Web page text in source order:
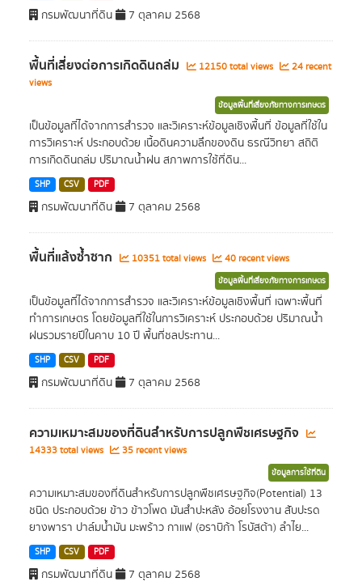
กรมพัฒนาที่ดิน 7 ตุลาคม 2568
พื้นที่เสี่ยงต่อการเกิดดินถล่ม 12150 total views
24 recent
views
ข้อมูลพื้นที่เสี่ยงภัยทางการเกษตร
เป็นข้อมูลที่ได้จากการสำรวจ และวิเคราะห์ข้อมูลเชิงพื้นที่ ข้อมูลที่ใช้ใน
การวิเคราะห์ ประกอบด้วย เนื้อดินความลึกของดิน ธรณีวิทยา สถิติ
การเกิดดินถล่ม ปริมาณน้ำฝน สภาพการใช้ที่ดิน...
SHP CSV PDF
กรมพัฒนาที่ดิน 7 ตุลาคม 2568
พื้นที่แล้งซ้ำซาก 10351 total views 40 recent views
ข้อมูลพื้นที่เสี่ยงภัยทางการเกษตร
เป็นข้อมูลที่ได้จากการสำรวจ และวิเคราะห์ข้อมูลเชิงพื้นที่ เฉพาะพื้นที่
ทำการเกษตร โดยข้อมูลที่ใช้ในการวิเคราะห์ ประกอบด้วย ปริมาณน้ำ
ฝนรวมรายปีในคาบ 10 ปี พื้นที่ชลประทาน...
SHP CSV PDF
กรมพัฒนาที่ดิน 7 ตุลาคม 2568
ความเหมาะสมของที่ดินสำหรับการปลูกพืชเศรษฐกิจ
14333 total views 35 recent views
ข้อมูลการใช้ที่ดิน
ความเหมาะสมของที่ดินสำหรับการปลูกพืชเศรษฐกิจ(Potential) 13
ชนิด ประกอบด้วย ข้าว ข้าวโพด มันสำปะหลัง อ้อยโรงงาน สับปะรด
ยางพารา ปาล์มน้ำมัน มะพร้าว กาแฟ (อราบิก้า โรบัสต้า) ลำไย...
SHP CSV PDF
กรมพัฒนาที่ดิน 7 ตุลาคม 2568